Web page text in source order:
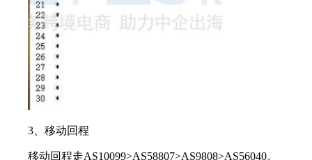
3、移动回程
移动回程走AS10099>AS58807>AS9808>AS56040。